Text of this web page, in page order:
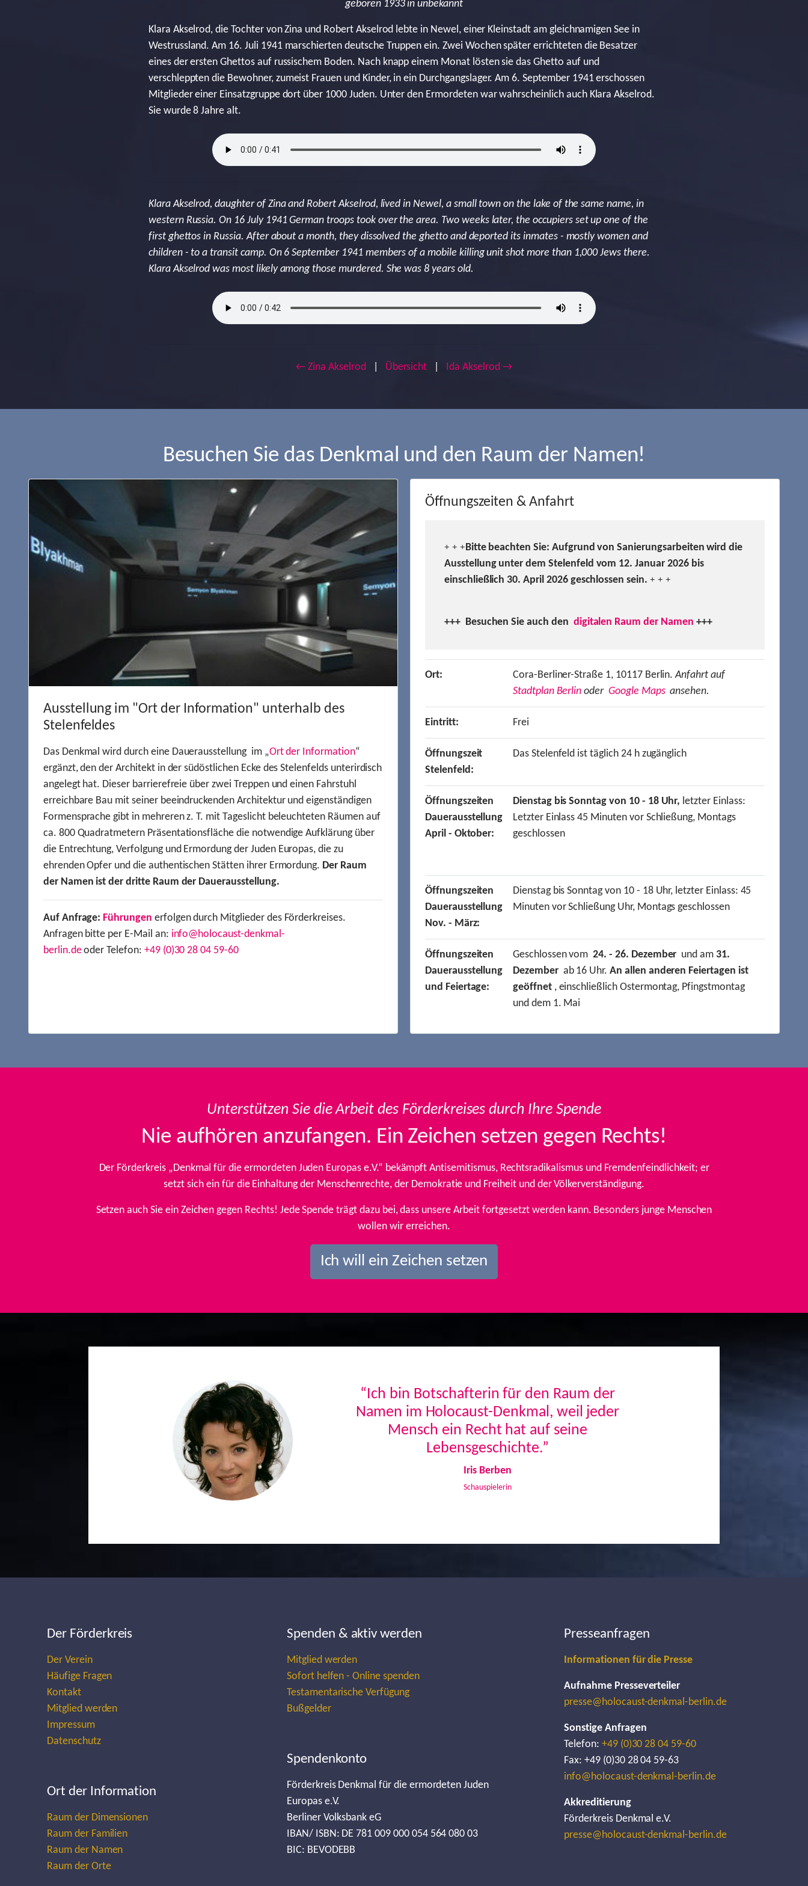
geboren 1933 in unbekannt
Klara Akselrod, die Tochter von Zina und Robert Akselrod lebte in Newel, einer Kleinstadt am gleichnamigen See in
Westrussland. Am 16. Juli 1941 marschierten deutsche Truppen ein. Zwei Wochen später errichteten die Besatzer
eines der ersten Ghettos auf russischem Boden. Nach knapp einem Monat lösten sie das Ghetto auf und
verschleppten die Bewohner, zumeist Frauen und Kinder, in ein Durchgangslager. Am 6. September 1941 erschossen
Mitglieder einer Einsatzgruppe dort über 1000 Juden. Unter den Ermordeten war wahrscheinlich auch Klara Akselrod.
Sie wurde 8 Jahre alt.
Klara Akselrod, daughter of Zina and Robert Akselrod, lived in Newel, a small town on the lake of the same name, in
western Russia. On 16 July 1941 German troops took over the area. Two weeks later, the occupiers set up one of the
first ghettos in Russia. After about a month, they dissolved the ghetto and deported its inmates - mostly women and
children - to a transit camp. On 6 September 1941 members of a mobile killing unit shot more than 1,000 Jews there.
Klara Akselrod was most likely among those murdered. She was 8 years old.
← Zina Akselrod Übersicht Ida Akselrod →
Besuchen Sie das Denkmal und den Raum der Namen!
Ausstellung im "Ort der Information" unterhalb des
Stelenfeldes
Das Denkmal wird durch eine Dauerausstellung im „Ort der Information“
ergänzt, den der Architekt in der südöstlichen Ecke des Stelenfelds unterirdisch
angelegt hat. Dieser barrierefreie über zwei Treppen und einen Fahrstuhl
erreichbare Bau mit seiner beeindruckenden Architektur und eigenständigen
Formensprache gibt in mehreren z. T. mit Tageslicht beleuchteten Räumen auf
ca. 800 Quadratmetern Präsentationsfläche die notwendige Aufklärung über
die Entrechtung, Verfolgung und Ermordung der Juden Europas, die zu
ehrenden Opfer und die authentischen Stätten ihrer Ermordung. Der Raum
der Namen ist der dritte Raum der Dauerausstellung.
Auf Anfrage: Führungen erfolgen durch Mitglieder des Förderkreises.
Anfragen bitte per E-Mail an: info@holocaust-denkmal-
berlin.deoder Telefon: +49 (0)30 28 04 59-60
Öffnungszeiten & Anfahrt
+ + +Bitte beachten Sie: Aufgrund von Sanierungsarbeiten wird die
Ausstellung unter dem Stelenfeld vom 12. Januar 2026 bis
einschließlich 30. April 2026 geschlossen sein. + + +
+++ Besuchen Sie auch den digitalen Raum der Namen +++
Ort: Cora-Berliner-Straße 1, 10117 Berlin.Anfahrt auf
Stadtplan Berlin oder Google Mapsansehen.
Eintritt: Frei
Öffnungszeit
Stelenfeld:
Das Stelenfeld ist täglich 24 h zugänglich
Öffnungszeiten
Dauerausstellung
April - Oktober:
Dienstag bis Sonntag von 10 - 18 Uhr, letzter Einlass:
Letzter Einlass 45 Minuten vor Schließung, Montags
geschlossen
Öffnungszeiten
Dauerausstellung
Nov. - März:
Dienstag bis Sonntag von 10 - 18 Uhr, letzter Einlass: 45
Minuten vor Schließung Uhr, Montags geschlossen
Öffnungszeiten
Dauerausstellung
und Feiertage:
Geschlossen vom24. - 26. Dezember und am31.
Dezemberab 16 Uhr.An allen anderen Feiertagen ist
geöffnet, einschließlich Ostermontag, Pfingstmontag
und dem 1. Mai
Unterstützen Sie die Arbeit des Förderkreises durch Ihre Spende
Nie aufhören anzufangen. Ein Zeichen setzen gegen Rechts!
Der Förderkreis „Denkmal für die ermordeten Juden Europas e.V.“ bekämpft Antisemitismus, Rechtsradikalismus und Fremdenfeindlichkeit; er
setzt sich ein für die Einhaltung der Menschenrechte, der Demokratie und Freiheit und der Völkerverständigung.
Setzen auch Sie ein Zeichen gegen Rechts! Jede Spende trägt dazu bei, dass unsere Arbeit fortgesetzt werden kann. Besonders junge Menschen
wollen wir erreichen.
Ich will ein Zeichen setzen
“Ich bin Botschafterin für den Raum der
Namen im Holocaust-Denkmal, weil jeder
Mensch ein Recht hat auf seine
Lebensgeschichte.”
Iris Berben
Schauspielerin
Previous
Der Förderkreis
Der Verein
Häufige Fragen
Kontakt
Mitglied werden
Impressum
Datenschutz
Ort der Information
Raum der Dimensionen
Raum der Familien
Raum der Namen
Raum der Orte
Spenden & aktiv werden
Mitglied werden
Sofort helfen - Online spenden
Testamentarische Verfügung
Bußgelder
Spendenkonto
Förderkreis Denkmal für die ermordeten Juden
Europas e.V.
Berliner Volksbank eG
IBAN/ ISBN: DE 781 009 000 054 564 080 03
BIC: BEVODEBB
Presseanfragen
Informationen für die Presse
Aufnahme Presseverteiler
presse@holocaust-denkmal-berlin.de
Sonstige Anfragen
Telefon: +49 (0)30 28 04 59-60
Fax: +49 (0)30 28 04 59-63
info@holocaust-denkmal-berlin.de
Akkreditierung
Förderkreis Denkmal e.V.
presse@holocaust-denkmal-berlin.de